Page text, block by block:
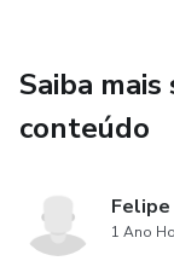
Saiba
conteúdo
1 Ano